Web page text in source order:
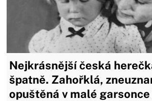
Nejkrásnější česká
špatně. Zahořklá,
opuštěná v malé garsonce